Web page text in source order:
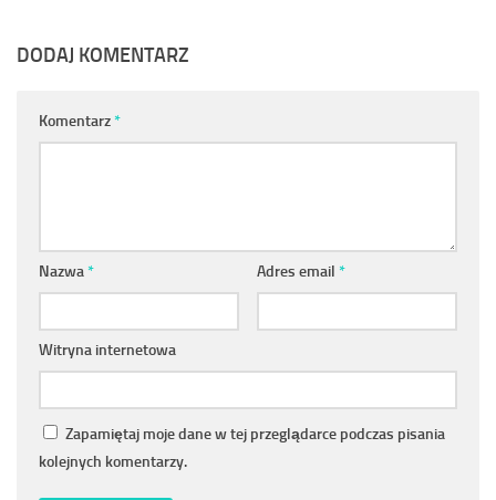
DODAJ KOMENTARZ
Komentarz*
Nazwa* Adres email *
Witryna internetowa
Zapamiętaj moje dane w tej przeglądarce podczas pisania
kolejnych komentarzy.